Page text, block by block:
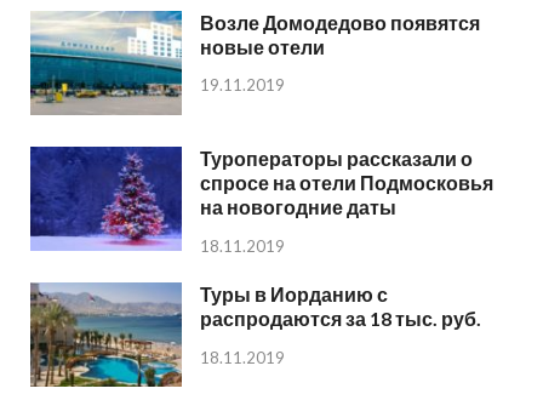
Возле Домодедово появятся
новые отели
19.11.2019
Туроператоры рассказали о
спросе на отели Подмосковья
на новогодние даты
18.11.2019
Туры в Иорданию с
распродаются за 18 тыс. руб.
18.11.2019